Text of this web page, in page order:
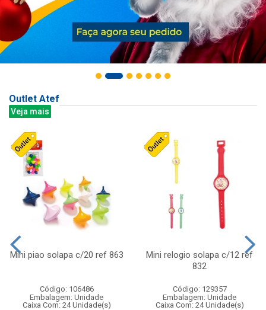
Outlet Atef
Veja mais
Mini piao solapa c/20 ref 863
Código: 106486
Embalagem: Unidade
Caixa Com: 24 Unidade(s)
Mini relogio solapa c/12 ref
832
Código: 129357
Embalagem: Unidade
Caixa Com: 24 Unidade(s)